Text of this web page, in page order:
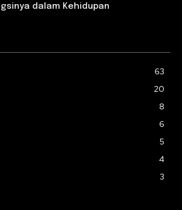
dalam Kehidupan
63
20
8
6
5
4
3